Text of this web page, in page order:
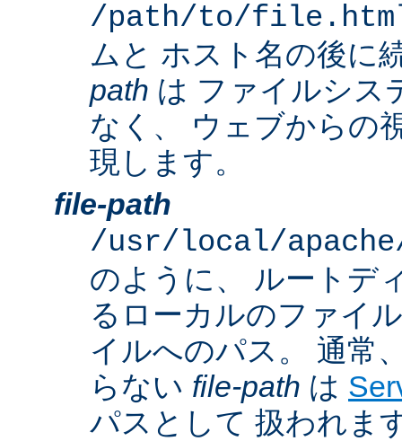
/path/to/
ムと ホスト名の後に
path は ファイルシス
なく、 ウェブからの
現します。
file-path
/usr/local/
のように、 ルートデ
るローカルのファイ
イルへのパス。 通常
らない file-path は
パスとして 扱われま